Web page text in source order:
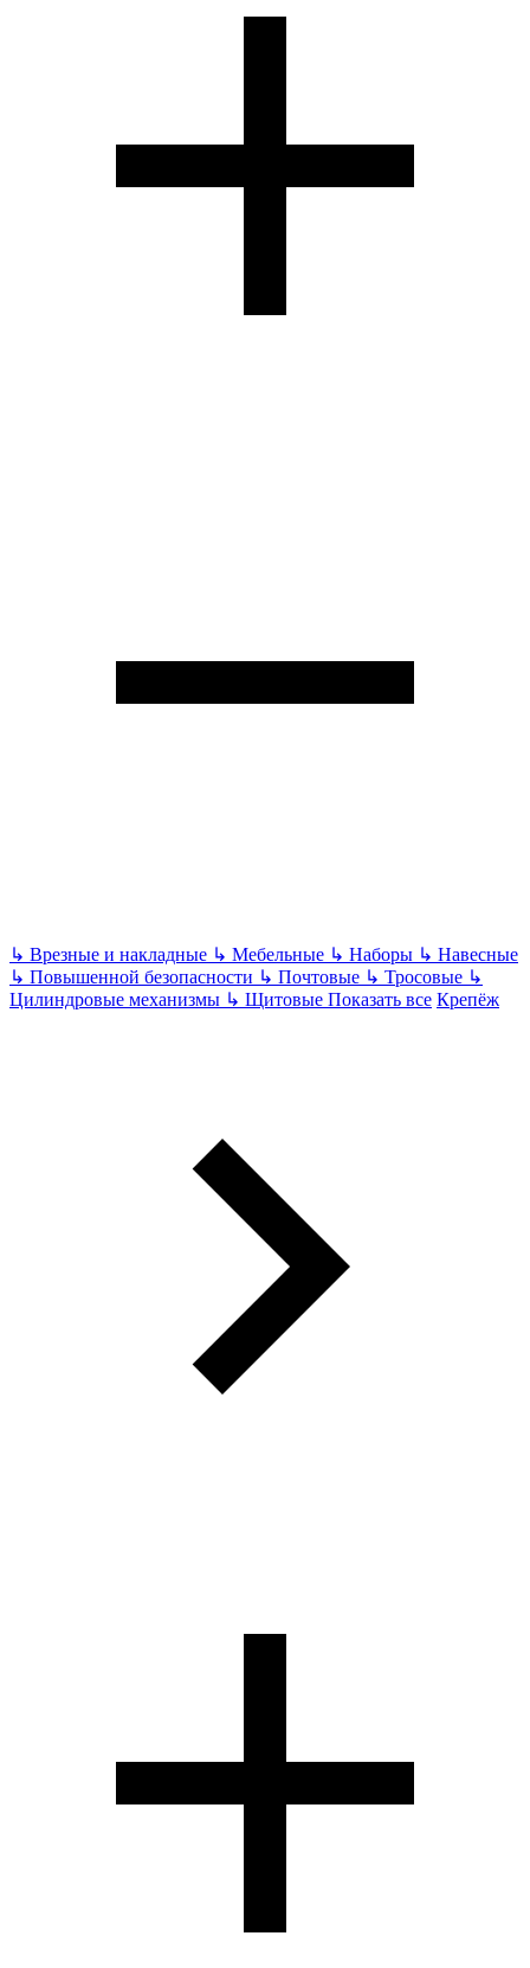
↳ Врезные и накладные ↳ Мебельные ↳ Наборы ↳ Навесные
↳ Повышенной безопасности ↳ Почтовые ↳ Тросовые ↳
Цилиндровые механизмы ↳ Щитовые Показать все Крепёж